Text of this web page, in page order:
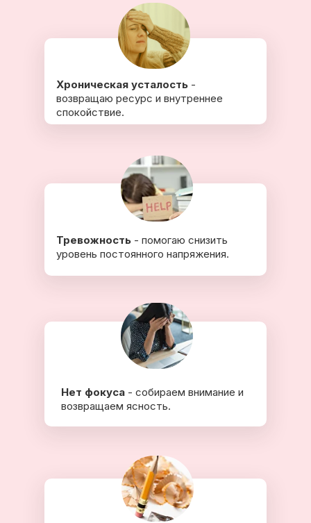
Тревожность - помогаю снизить
уровень постоянного напряжения.
Нет фокуса - собираем внимание и
возвращаем ясность.
Хроническая усталость -
возвращаю ресурс и внутреннее
спокойствие.